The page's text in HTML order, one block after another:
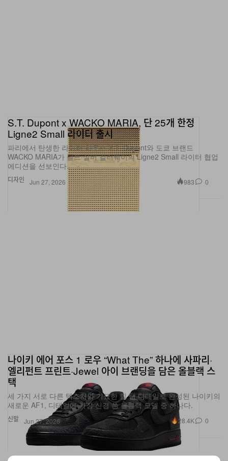
디자인
Ligne2 Small 라이터 출시
파리에서 탄생한 라이터 하우스 S.T. Dupont와 도쿄 브랜드
WACKO MARIA가 골드·실버 컬러웨이의 Ligne2 Small 라이터 협업
에디션을 선보인다.
Jun 27, 2026
신발
엘리펀트 프린트·Jewel 아이 브랜딩을 담은 올블랙 스
택
세 가지 서로 다른 텍스처와 기묘한 힐 탭 디테일로 완성된 나이키의
새로운 AF1, 디테일에 가장 신경 쓴 올블랙 모델 중 하나다.
Jun 27, 2026 28.4K